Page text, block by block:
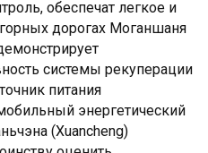
обеспечат легкое и
дорогах Моганшаня
системы рекуперации
питания
энергетический
(Xuancheng)